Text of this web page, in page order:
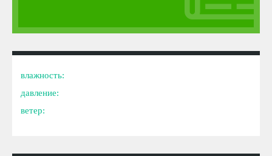
влажность:
давление:
ветер: